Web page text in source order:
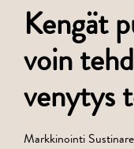
Kengät
voin
venytys
Markkinointi Sustinare